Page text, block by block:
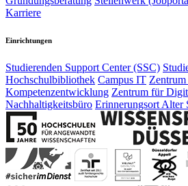
Karriere
Einrichtungen
Studierenden Support Center (SSC)
Hochschulbibliothek Campus IT
Kompetenzentwicklung Zentrum für
Nachhaltigkeitsbüro Erinnerungsort Alter